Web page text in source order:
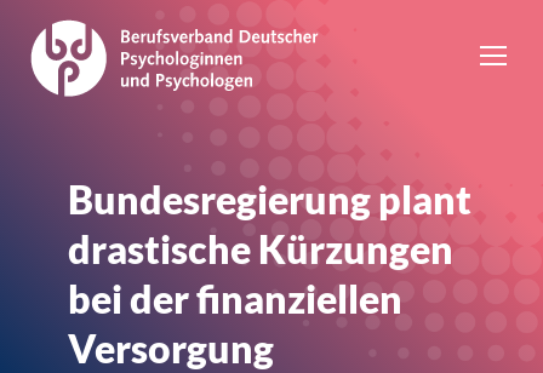
Bundesregierung plant
drastische Kürzungen
bei der finanziellen
Versorgung